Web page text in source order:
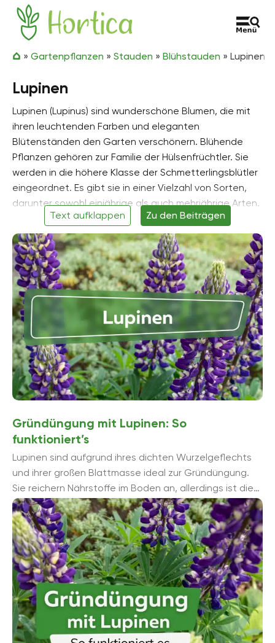
Zum Inhalt springen
Hortica
» Gartenpflanzen » Stauden » Blühstauden » Lupinen
Lupinen
Lupinen (Lupinus) sind wunderschöne Blumen, die mit
ihren leuchtenden Farben und eleganten
Blütenständen den Garten verschönern. Blühende
Pflanzen gehören zur Familie der Hülsenfrüchtler. Sie
werden in die höhere Klasse der Schmetterlingsblütler
eingeordnet. Es gibt sie in einer Vielzahl von Sorten,
darunter sowohl einjährige als auch mehrjährige Arten.
Lupinen sind nicht nur schön anzusehen, sie sind auch
nützlich für den Garten, da sie Stickstoff aus der Luft
binden und so zur Verbesserung des Bodens
beitragen können. Lupinen können entweder aus
Samen gezogen werden oder man kauft sie als
Jungpflanzen und pflanzt sie im Frühjahr oder im
Herbst ein. Um die Samenbildung zu verhindern, können
die verblühten Stängel nach der Blüte abgeschnitten
werden. Wegen ihres reichen Nektarangebots sind
Lupinen auch bei Schmetterlingen und Bienen beliebt.
Text aufklappen Zu den Beiträgen
Gründüngung mit Lupinen: So
funktioniert’s
Lupinen sind aufgrund ihres dichten Wurzelgeflechts
und ihrer großen Blattmasse ideal zur Gründüngung.
Sie reichern Nährstoffe im Boden an, allerdings ist die
Einarbeitung etwas aufwendiger, da ...